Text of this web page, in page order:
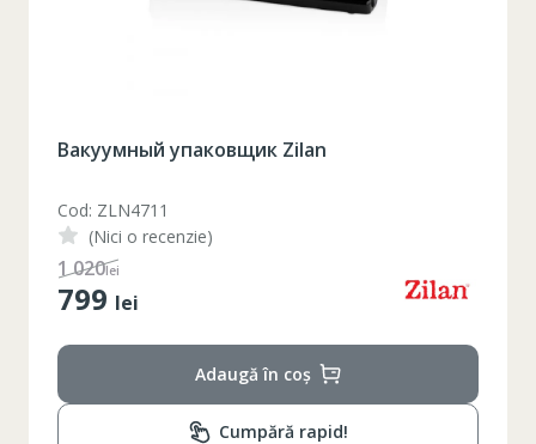
Вакуумный упаковщик Zilan
Cod: ZLN4711
(Nici o recenzie)
1 020lei
799 lei
Adaugă în coș
Cumpără rapid!